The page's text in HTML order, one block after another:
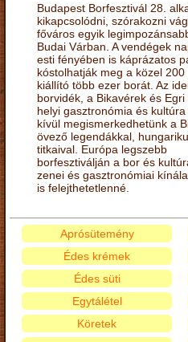
Budapest Borfesztivál 28.
kikapcsolódni, szórakozni
főváros egyik
Budai Várban. A vendégek
esti fényében is káprázatos
kóstolhatják meg a közel
kiállító több ezer borát. Az
borvidék, a Bikavérek és Egri
helyi gasztronómia és
kívül megismerkedhetünk a
övező legendákkal,
titkaival. Európa legszebb
borfesztiválján a bor és
zenei és gasztronómiai
is felejthetetlenné.
Aprósütemény
Édes krémek
Édes süti
Egytálétel
Köretek